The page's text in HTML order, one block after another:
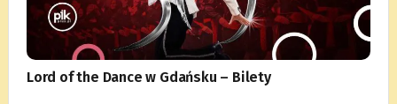
Lord of the Dance w Gdańsku – Bilety